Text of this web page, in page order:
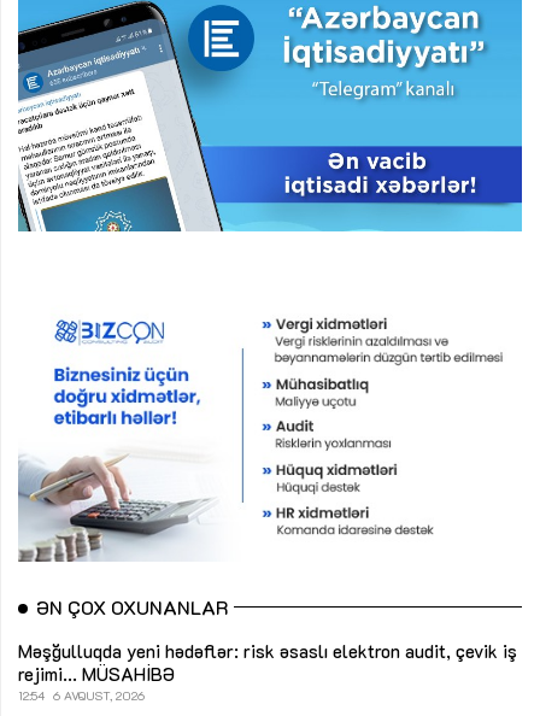
ƏN ÇOX OXUNANLAR
Məşğulluqda yeni hədəflər: risk əsaslı elektron audit, çevik iş
rejimi... MÜSAHİBƏ
12:54 6 AVQUST, 2026